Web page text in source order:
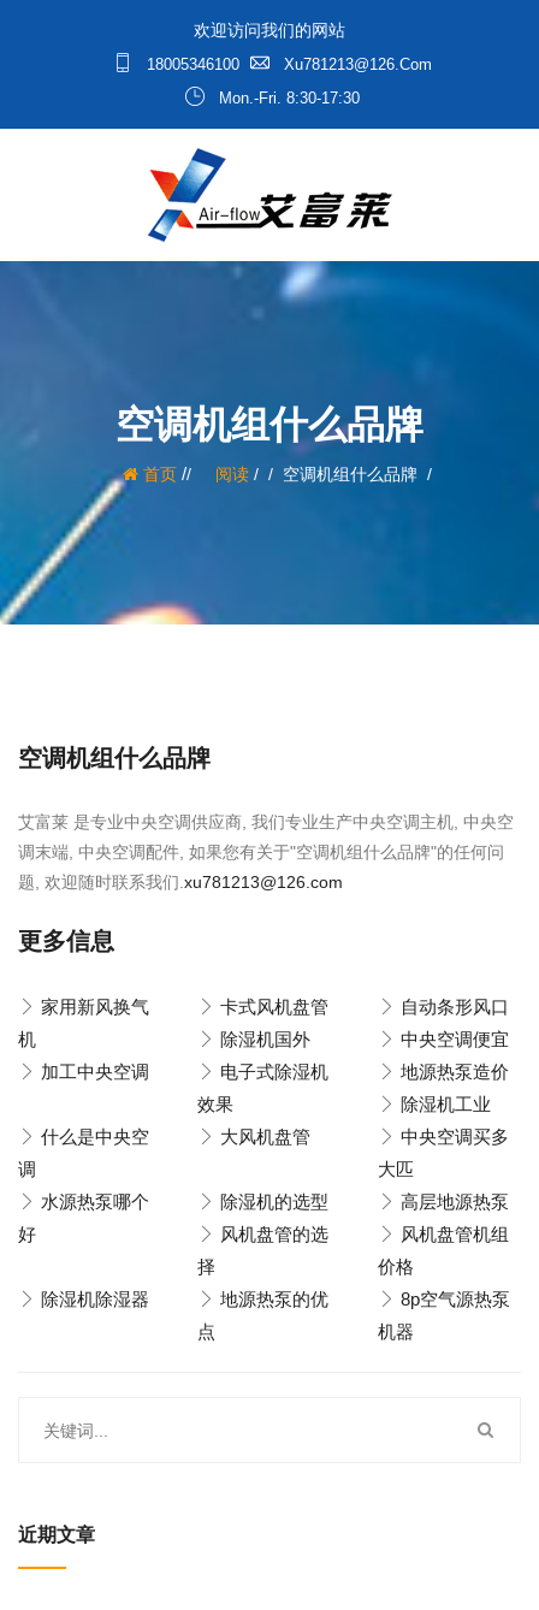
欢迎访问我们的网站
18005346100
Xu781213@126.com
Mon.-Fri. 8:30-17:30
空调机组什么品牌
首页/ 阅读/ 空调机组什么品牌
空调机组什么品牌
艾富莱 是专业中央空调供应商, 我们专业生产中央空调主机, 中央空
调末端, 中央空调配件, 如果您有关于"空调机组什么品牌"的任何问
题, 欢迎随时联系我们. xu781213@126.com
更多信息
家用新风换气
机
卡式风机盘管
自动条形风口
除湿机国外
中央空调便宜
加工中央空调
电子式除湿机
效果
地源热泵造价
除湿机工业
什么是中央空
调
大风机盘管
中央空调买多
大匹
水源热泵哪个
好
除湿机的选型
高层地源热泵
风机盘管的选
择
风机盘管机组
价格
除湿机除湿器
地源热泵的优
点
8p空气源热泵
机器
近期文章